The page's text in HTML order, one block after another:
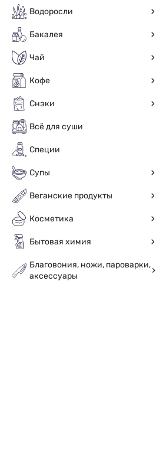
Водоросли
Бакалея
Чай
Кофе
Снэки
Всё для суши
Специи
Супы
Веганские продукты
Косметика
Бытовая химия
Благовония, ножи, пароварки,
аксессуары